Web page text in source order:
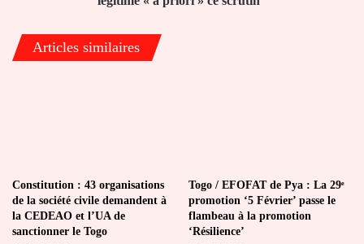
priori
»
Articles similaires
Constitution : 43 organisations
de la société civile demandent à
la CEDEAO et l’UA de
sanctionner le Togo
Togo / EFOFAT de Pya : La 29ᵉ
promotion ‘5 Février’ passe le
flambeau à la promotion
‘Résilience’